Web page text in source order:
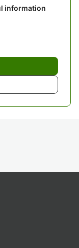
information